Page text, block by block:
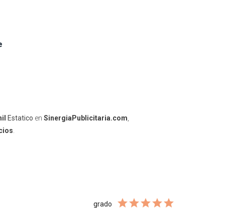
Estatico en SinergiaPublicitaria.com
grado